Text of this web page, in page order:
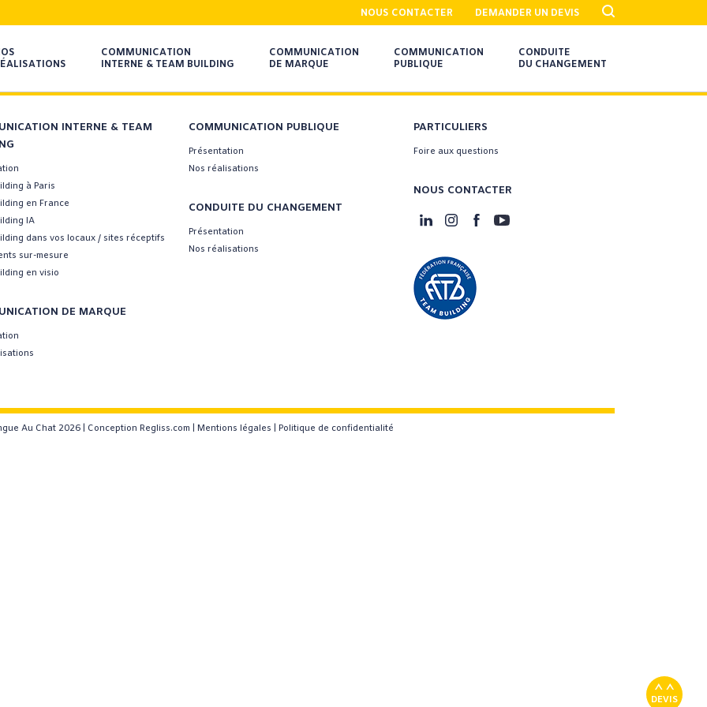
NOUS CONTACTER DEMANDER UN DEVIS
COMMUNICATION
INTERNE & TEAM BUILDING
COMMUNICATION
DE MARQUE
COMMUNICATION
PUBLIQUE
CONDUITE
DU CHANGEMENT
DEVIS
INTERNE & TEAM
à Paris
en France
IA
dans vos locaux / sites réceptifs
sur-mesure
en visio
DE MARQUE
COMMUNICATION PUBLIQUE
Présentation
Nos réalisations
CONDUITE DU CHANGEMENT
Présentation
Nos réalisations
PARTICULIERS
Foire aux questions
NOUS CONTACTER
Au Chat 2026 | Conception Regliss.com Mentions légales Politique de confidentialité